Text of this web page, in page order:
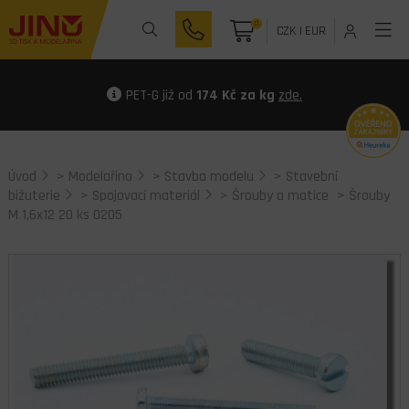
0 CZK| EUR
PET-G již od 174 Kč za kg zde.
Úvod > Modelařina > Stavba modelu > Stavební
bižuterie
> Spojovací materiál > Šrouby a matice > Šrouby
M 1,6x12 20 ks 0205